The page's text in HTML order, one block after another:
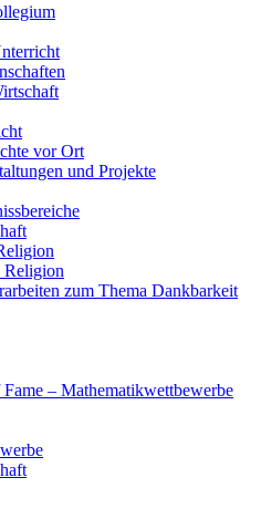
vor Ort
und Projekte
Religion
zum Thema Dankbarkeit
– Mathematikwettbewerbe